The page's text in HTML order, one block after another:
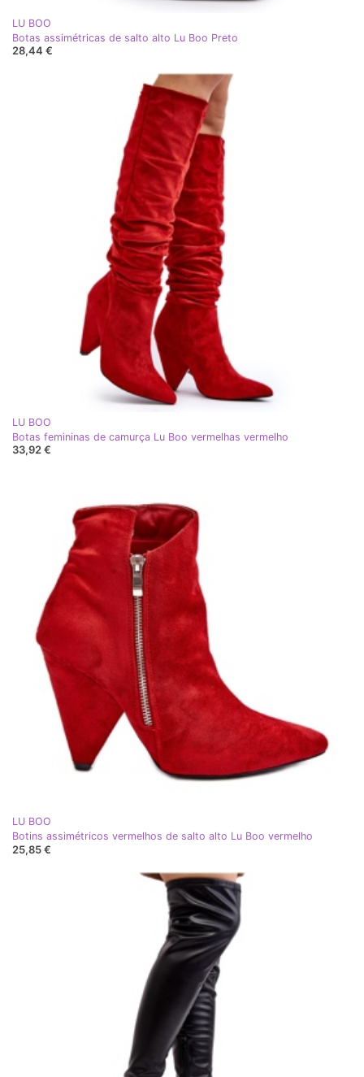
LU BOO
Botas assimétricas de salto alto Lu Boo Preto
28,44 €
LU BOO
Botas femininas de camurça Lu Boo vermelhas vermelho
33,92 €
LU BOO
Botins assimétricos vermelhos de salto alto Lu Boo vermelho
25,85 €